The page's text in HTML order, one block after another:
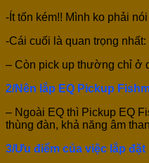
-Ít tốn kém!! Mình ko phải
-Cái cuối là quan trọng
– Còn pick up thường chỉ ở
2/Nên lắp EQ Pickup
– Ngoài EQ thì Pickup EQ
thùng đàn, khả năng âm
3/Ưu điểm của việc lắp đặt